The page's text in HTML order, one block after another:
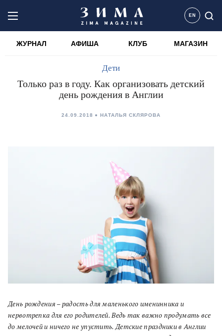
EN
ЖУРНАЛ АФИША КЛУБ МАГАЗИН
Дети
Только раз в году. Как организовать детский
день рождения в Англии
24.09.2018 НАТАЛЬЯ СКЛЯРОВА
День рождения – радость для маленького именинника и
нервотрепка для его родителей. Ведь так важно продумать все
до мелочей и ничего не упустить. Детские праздники в Англии